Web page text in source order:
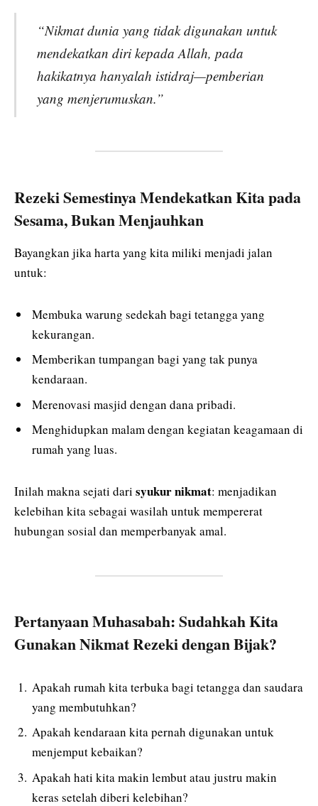
“Nikmat dunia yang tidak digunakan untuk
mendekatkan diri kepada Allah, pada
hakikatnya hanyalah istidraj—pemberian
yang menjerumuskan.”
Rezeki Semestinya Mendekatkan Kita pada
Sesama, Bukan Menjauhkan
Bayangkan jika harta yang kita miliki menjadi jalan
untuk:
Membuka warung sedekah bagi tetangga yang
kekurangan.
Memberikan tumpangan bagi yang tak punya
kendaraan.
Merenovasi masjid dengan dana pribadi.
Menghidupkan malam dengan kegiatan keagamaan di
rumah yang luas.
Inilah makna sejati dari syukur nikmat: menjadikan
kelebihan kita sebagai wasilah untuk mempererat
hubungan sosial dan memperbanyak amal.
Pertanyaan Muhasabah: Sudahkah Kita
Gunakan Nikmat Rezeki dengan Bijak?
Apakah rumah kita terbuka bagi tetangga dan saudara
yang membutuhkan?
Apakah kendaraan kita pernah digunakan untuk
menjemput kebaikan?
Apakah hati kita makin lembut atau justru makin
keras setelah diberi kelebihan?